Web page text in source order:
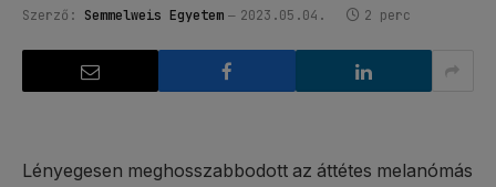
Szerző: Semmelweis Egyetem 2023.05.04. 2 perc
Lényegesen meghosszabbodott az áttétes melanómás